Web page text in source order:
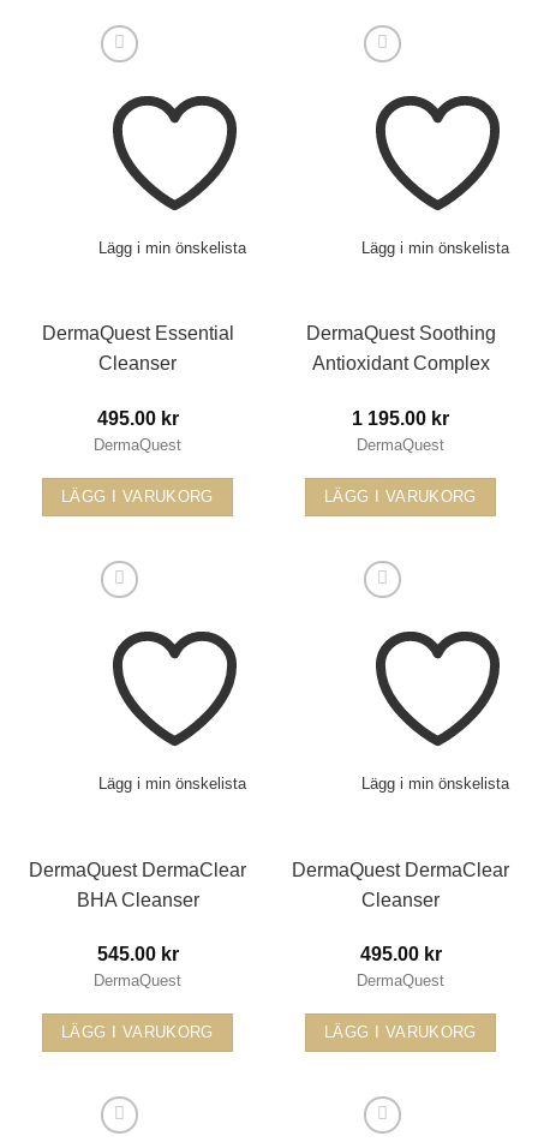
Lägg i min önskelista
DermaQuest Essential
Cleanser
495.00 kr
DermaQuest
LÄGG I VARUKORG
Lägg i min önskelista
DermaQuest Soothing
Antioxidant Complex
1 195.00 kr
DermaQuest
LÄGG I VARUKORG
Lägg i min önskelista
DermaQuest DermaClear
BHA Cleanser
545.00 kr
DermaQuest
LÄGG I VARUKORG
Lägg i min önskelista
DermaQuest DermaClear
Cleanser
495.00 kr
DermaQuest
LÄGG I VARUKORG